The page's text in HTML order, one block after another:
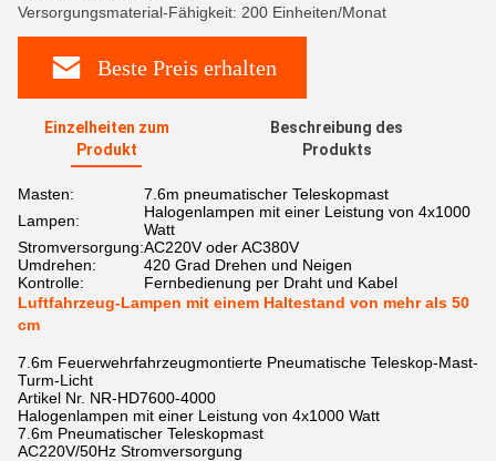
Versorgungsmaterial-Fähigkeit: 200 Einheiten/Monat
Beste Preis erhalten
Einzelheiten zum
Produkt
Beschreibung des
Produkts
Masten:
7.6m pneumatischer Teleskopmast
Lampen:
Halogenlampen mit einer Leistung von 4x1000
Watt
Stromversorgung:AC220V oder AC380V
Umdrehen:
420 Grad Drehen und Neigen
Kontrolle:
Fernbedienung per Draht und Kabel
Luftfahrzeug-Lampen mit einem Haltestand von mehr als 50
cm
7.6m Feuerwehrfahrzeugmontierte Pneumatische Teleskop-Mast-
Turm-Licht
Artikel Nr. NR-HD7600-4000
Halogenlampen mit einer Leistung von 4x1000 Watt
7.6m Pneumatischer Teleskopmast
AC220V/50Hz Stromversorgung